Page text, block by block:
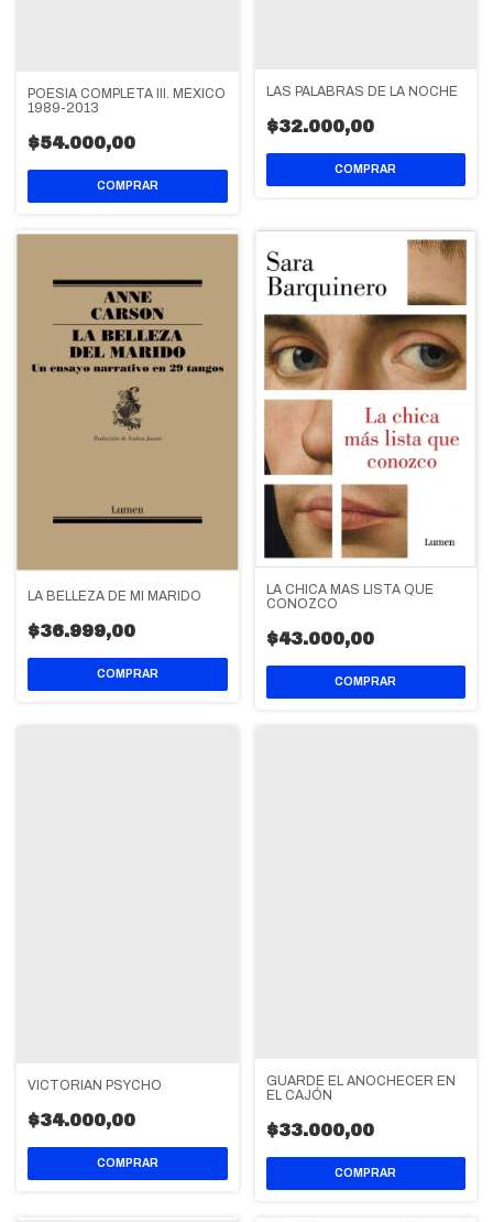
POESIA COMPLETA III. MÉXICO
1989-2013
$54.000,00
LAS PALABRAS DE LA NOCHE
$32.000,00
LA BELLEZA DE MI MARIDO
$36.999,00
LA CHICA MAS LISTA QUE
CONOZCO
$43.000,00
VICTORIAN PSYCHO
$34.000,00
GUARDÉ EL ANOCHECER EN
EL CAJÓN
$33.000,00